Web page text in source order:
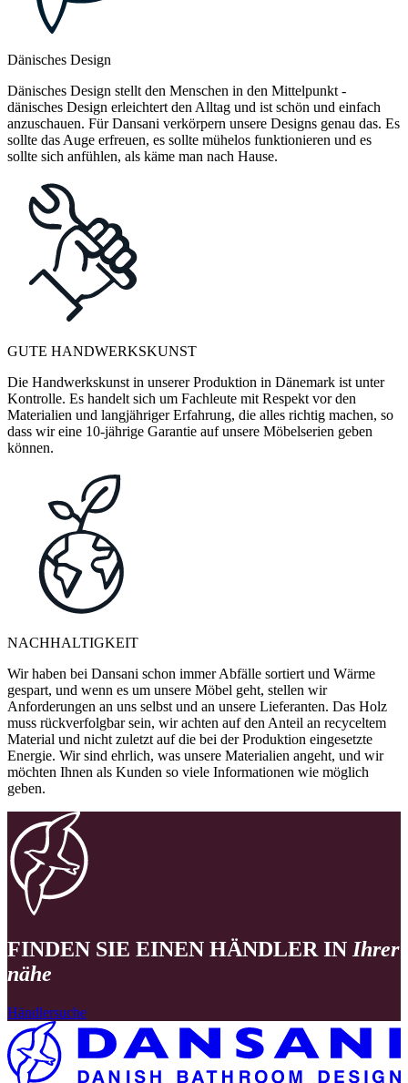
Dänisches Design
Dänisches Design stellt den Menschen in den Mittelpunkt -
dänisches Design erleichtert den Alltag und ist schön und einfach
anzuschauen. Für Dansani verkörpern unsere Designs genau das. Es
sollte das Auge erfreuen, es sollte mühelos funktionieren und es
sollte sich anfühlen, als käme man nach Hause.
GUTE HANDWERKSKUNST
Die Handwerkskunst in unserer Produktion in Dänemark ist unter
Kontrolle. Es handelt sich um Fachleute mit Respekt vor den
Materialien und langjähriger Erfahrung, die alles richtig machen, so
dass wir eine 10-jährige Garantie auf unsere Möbelserien geben
können.
NACHHALTIGKEIT
Wir haben bei Dansani schon immer Abfälle sortiert und Wärme
gespart, und wenn es um unsere Möbel geht, stellen wir
Anforderungen an uns selbst und an unsere Lieferanten. Das Holz
muss rückverfolgbar sein, wir achten auf den Anteil an recyceltem
Material und nicht zuletzt auf die bei der Produktion eingesetzte
Energie. Wir sind ehrlich, was unsere Materialien angeht, und wir
möchten Ihnen als Kunden so viele Informationen wie möglich
geben.
FINDEN SIE EINEN HÄNDLER IN Ihrer
nähe
Händlersuche